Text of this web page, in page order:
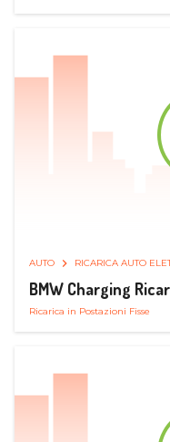
AUTO RICARICA AUTO
BMW Charging
Ricarica in Postazioni Fisse